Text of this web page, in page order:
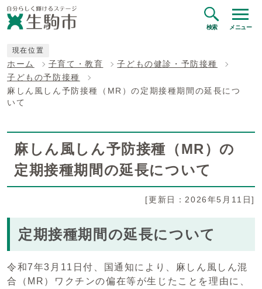
検索 メニュー
現在位置
ホーム 子育て・教育
子どもの健診・予防接種
子どもの予防接種
麻しん風しん予防接種（MR）の定期接種期間の延長につ
いて
麻しん風しん予防接種（MR）の
定期接種期間の延長について
[更新日：2026年5月11日]
定期接種期間の延長について
令和7年3月11日付、国通知により、麻しん風しん混
合（MR）ワクチンの偏在等が生じたことを理由に、